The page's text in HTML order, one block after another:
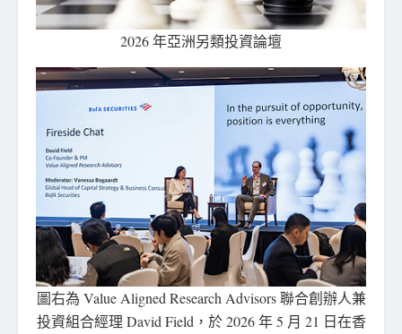
2026 年亞洲另類投資論壇
圖右為 Value Aligned Research Advisors 聯合創辦人兼
投資組合經理 David Field，於 2026 年 5 月 21 日在香